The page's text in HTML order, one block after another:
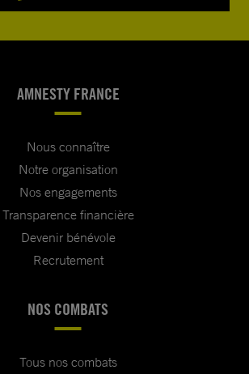
AMNESTY FRANCE
Nous connaître
Notre organisation
Nos engagements
Transparence financière
Devenir bénévole
Recrutement
NOS COMBATS
Tous nos combats